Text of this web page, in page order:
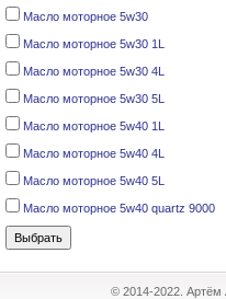
Масло моторное 5w30
Масло моторное 5w30 1L
Масло моторное 5w30 4L
Масло моторное 5w30 5L
Масло моторное 5w40 1L
Масло моторное 5w40 4L
Масло моторное 5w40 5L
Масло моторное 5w40 quartz 9000
© 2014-2022. Артём